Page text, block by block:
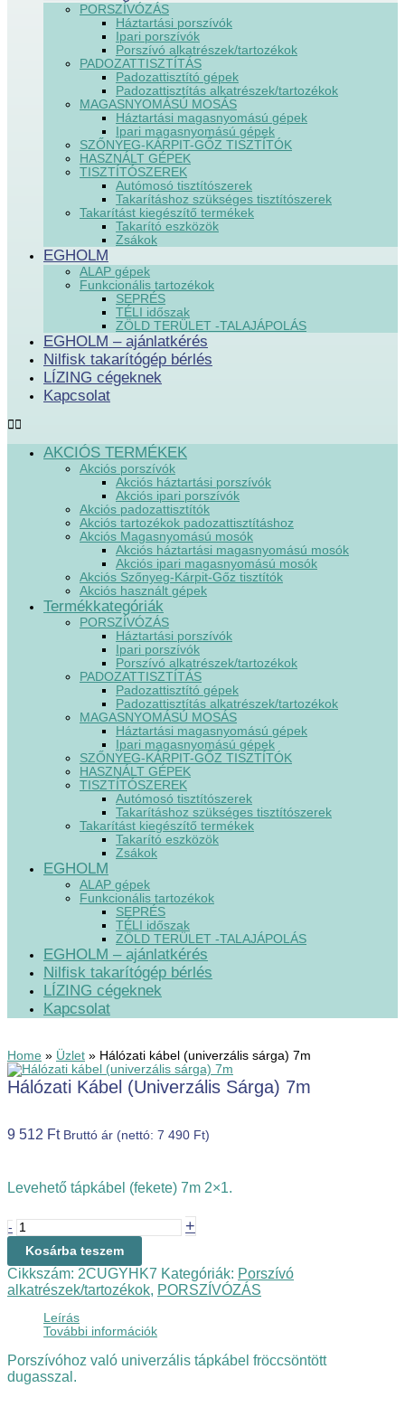
PORSZÍVÓZÁS
Háztartási porszívók
Ipari porszívók
Porszívó alkatrészek/tartozékok
PADOZATTISZTÍTÁS
Padozattisztító gépek
Padozattisztítás alkatrészek/tartozékok
MAGASNYOMÁSÚ MOSÁS
Háztartási magasnyomású gépek
Ipari magasnyomású gépek
SZŐNYEG-KÁRPIT-GŐZ TISZTÍTÓK
HASZNÁLT GÉPEK
TISZTÍTÓSZEREK
Autómosó tisztítószerek
Takarításhoz szükséges tisztítószerek
Takarítást kiegészítő termékek
Takarító eszközök
Zsákok
EGHOLM
ALAP gépek
Funkcionális tartozékok
SEPRÉS
TÉLI időszak
ZÖLD TERÜLET -TALAJÁPOLÁS
EGHOLM – ajánlatkérés
Nilfisk takarítógép bérlés
LÍZING cégeknek
Kapcsolat
AKCIÓS TERMÉKEK
Akciós porszívók
Akciós háztartási porszívók
Akciós ipari porszívók
Akciós padozattisztítók
Akciós tartozékok padozattisztításhoz
Akciós Magasnyomású mosók
Akciós háztartási magasnyomású mosók
Akciós ipari magasnyomású mosók
Akciós Szőnyeg-Kárpit-Gőz tisztítók
Akciós használt gépek
Termékkategóriák
PORSZÍVÓZÁS
Háztartási porszívók
Ipari porszívók
Porszívó alkatrészek/tartozékok
PADOZATTISZTÍTÁS
Padozattisztító gépek
Padozattisztítás alkatrészek/tartozékok
MAGASNYOMÁSÚ MOSÁS
Háztartási magasnyomású gépek
Ipari magasnyomású gépek
SZŐNYEG-KÁRPIT-GŐZ TISZTÍTÓK
HASZNÁLT GÉPEK
TISZTÍTÓSZEREK
Autómosó tisztítószerek
Takarításhoz szükséges tisztítószerek
Takarítást kiegészítő termékek
Takarító eszközök
Zsákok
EGHOLM
ALAP gépek
Funkcionális tartozékok
SEPRÉS
TÉLI időszak
ZÖLD TERÜLET -TALAJÁPOLÁS
EGHOLM – ajánlatkérés
Nilfisk takarítógép bérlés
LÍZING cégeknek
Kapcsolat
Home » Üzlet » Hálózati kábel (univerzális sárga) 7m
Hálózati Kábel (univerzális Sárga) 7m
9 512 Ft Bruttó ár (nettó: 7 490 Ft)
Levehető tápkábel (fekete) 7m 2×1.
- +
Kosárba teszem
Cikkszám: 2CUGYHK7 Kategóriák: Porszívó
alkatrészek/tartozékok, PORSZÍVÓZÁS
Leírás
További információk
Porszívóhoz való univerzális tápkábel fröccsöntött
dugasszal.